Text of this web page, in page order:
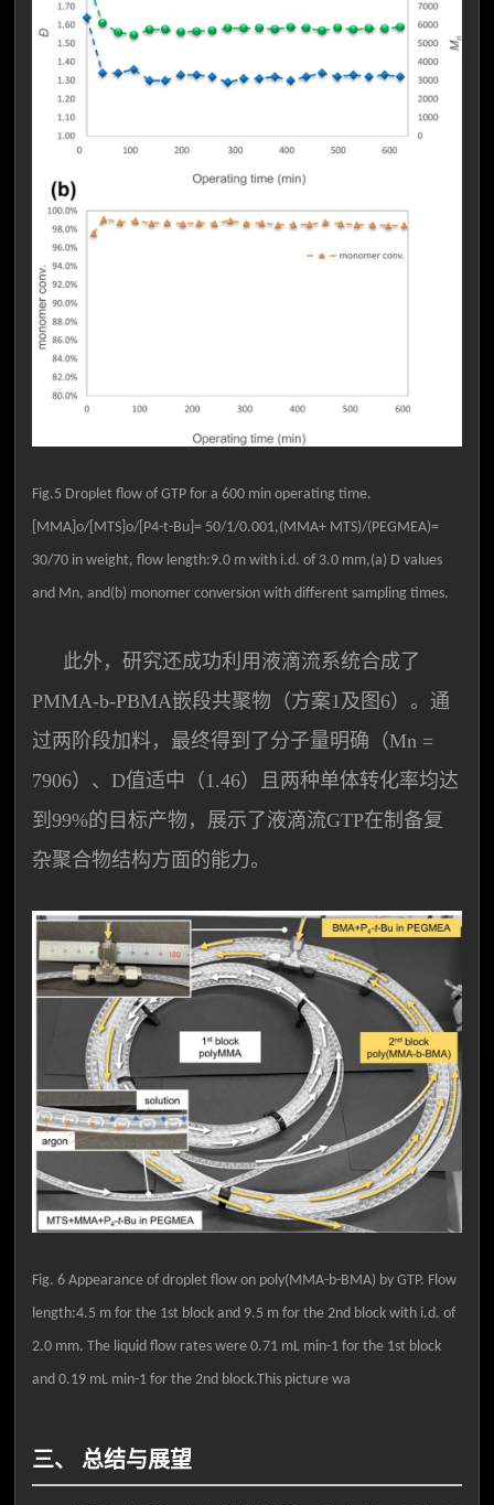
Fig.5 Droplet flow of GTP for a 600 min operating time.
[MMA]o/[MTS]o/[P4-t-Bu]= 50/1/0.001,(MMA+ MTS)/(PEGMEA)=
30/70 in weight, flow length:9.0 m with i.d. of 3.0 mm,(a) D values
and Mn, and(b) monomer conversion with different sampling times.
此外，研究还成功利用液滴流系统合成了
PMMA-b-PBMA嵌段共聚物（方案1及图6）。通
过两阶段加料，最终得到了分子量明确（Mn =
7906）、D值适中（1.46）且两种单体转化率均达
到99%的目标产物，展示了液滴流GTP在制备复
杂聚合物结构方面的能力。
Fig. 6 Appearance of droplet flow on poly(MMA-b-BMA) by GTP. Flow
length:4.5 m for the 1st block and 9.5 m for the 2nd block with i.d. of
2.0 mm. The liquid flow rates were 0.71 mL min-1 for the 1st block
and 0.19 mL min-1 for the 2nd block.This picture wa
三、 总结与展望